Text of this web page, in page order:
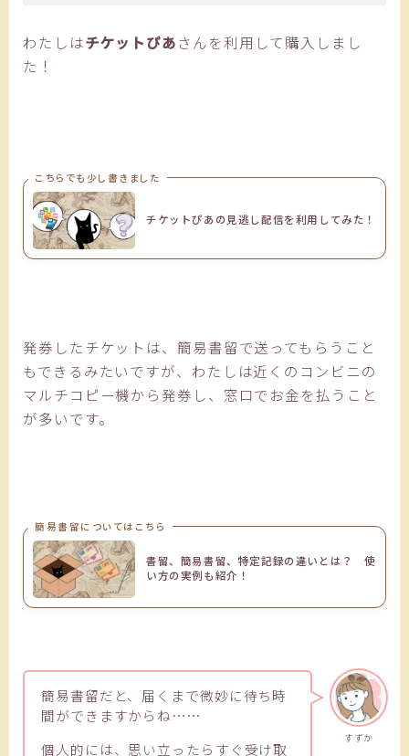
わたしはチケットぴあさんを利用して購入しまし
た！
こちらでも少し書きました
チケットぴあの見逃し配信を利用してみた！
発券したチケットは、簡易書留で送ってもらうこと
もできるみたいですが、わたしは近くのコンビニの
マルチコピー機から発券し、窓口でお金を払うこと
が多いです。
簡易書留についてはこちら
書留、簡易書留、特定記録の違いとは？ 使
い方の実例も紹介！
すずか
簡易書留だと、届くまで微妙に待ち時
間ができますからね……
個人的には、思い立ったらすぐ受け取